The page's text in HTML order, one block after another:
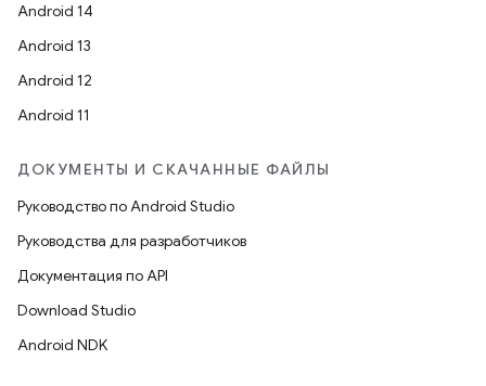
Android 14
Android 13
Android 12
Android 11
ДОКУМЕНТЫ И СКАЧАННЫЕ ФАЙЛЫ
Руководство по Android Studio
Руководства для разработчиков
Документация по API
Download Studio
Android NDK